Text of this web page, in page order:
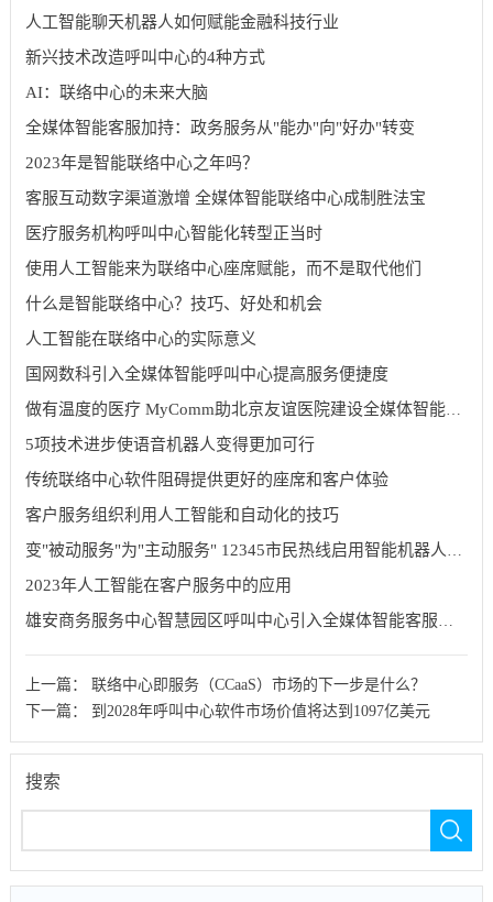
人工智能聊天机器人如何赋能金融科技行业
新兴技术改造呼叫中心的4种方式
AI：联络中心的未来大脑
全媒体智能客服加持：政务服务从"能办"向"好办"转变
2023年是智能联络中心之年吗？
客服互动数字渠道激增 全媒体智能联络中心成制胜法宝
医疗服务机构呼叫中心智能化转型正当时
使用人工智能来为联络中心座席赋能，而不是取代他们
什么是智能联络中心？技巧、好处和机会
人工智能在联络中心的实际意义
国网数科引入全媒体智能呼叫中心提高服务便捷度
做有温度的医疗 MyComm助北京友谊医院建设全媒体智能呼叫中心系统
5项技术进步使语音机器人变得更加可行
传统联络中心软件阻碍提供更好的座席和客户体验
客户服务组织利用人工智能和自动化的技巧
变"被动服务"为"主动服务" 12345市民热线启用智能机器人回访功能
2023年人工智能在客户服务中的应用
雄安商务服务中心智慧园区呼叫中心引入全媒体智能客服系统
上一篇： 联络中心即服务（CCaaS）市场的下一步是什么？
下一篇： 到2028年呼叫中心软件市场价值将达到1097亿美元
搜索